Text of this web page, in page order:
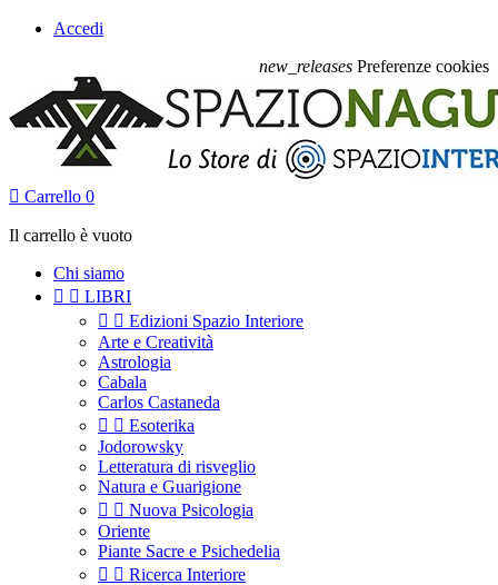
Accedi
new_releases Preferenze cookies
 Carrello 0
Il carrello è vuoto
Chi siamo
  LIBRI
  Edizioni Spazio Interiore
Arte e Creatività
Astrologia
Cabala
Carlos Castaneda
  Esoterika
Jodorowsky
Letteratura di risveglio
Natura e Guarigione
  Nuova Psicologia
Oriente
Piante Sacre e Psichedelia
  Ricerca Interiore